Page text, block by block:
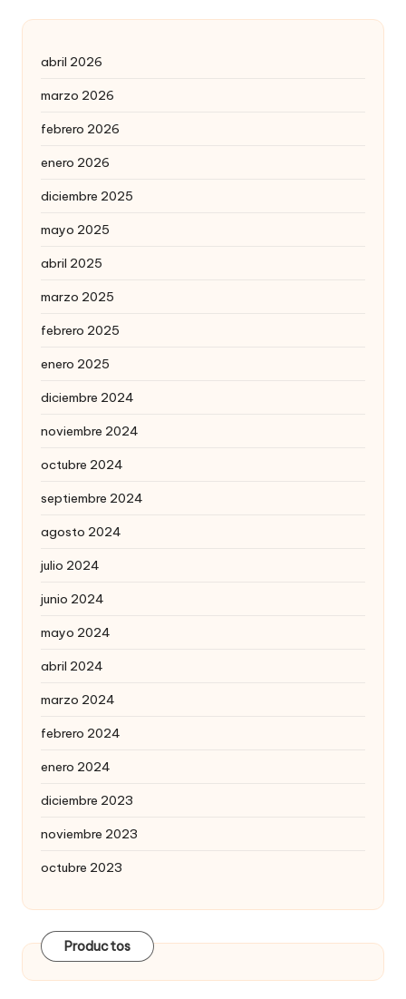
abril 2026
marzo 2026
febrero 2026
enero 2026
diciembre 2025
mayo 2025
abril 2025
marzo 2025
febrero 2025
enero 2025
diciembre 2024
noviembre 2024
octubre 2024
septiembre 2024
agosto 2024
julio 2024
junio 2024
mayo 2024
abril 2024
marzo 2024
febrero 2024
enero 2024
diciembre 2023
noviembre 2023
octubre 2023
Productos